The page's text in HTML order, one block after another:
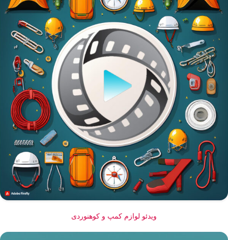
ویدئو لوازم کمپ و کوهنوردی